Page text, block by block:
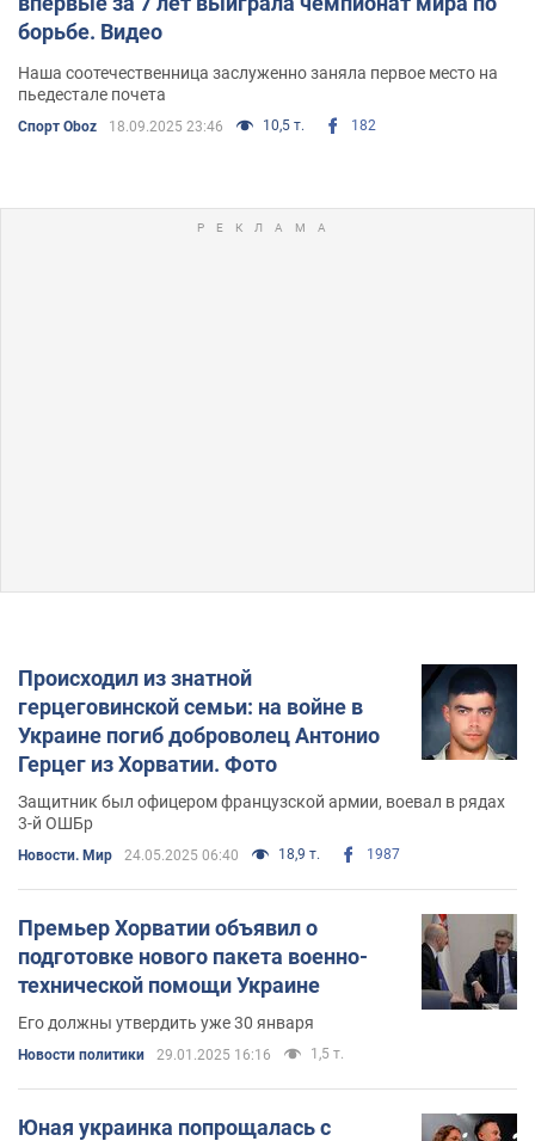
борьбе. Видео
Наша соотечественница заслуженно заняла первое место на
пьедестале почета
Спорт Oboz 18.09.2025 23:46 10,5 т. 182
Происходил из знатной
герцеговинской семьи: на войне в
Украине погиб доброволец Антонио
Герцег из Хорватии. Фото
Защитник был офицером французской армии, воевал в рядах
3-й ОШБр
Новости. Мир 24.05.2025 06:40 18,9 т. 1987
Премьер Хорватии объявил о
подготовке нового пакета военно-
технической помощи Украине
Его должны утвердить уже 30 января
Новости политики 29.01.2025 16:16 1,5 т.
Юная украинка попрощалась с